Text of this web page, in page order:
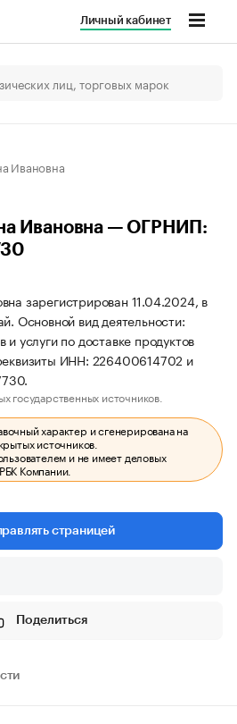
Личный кабинет
Ивановна
Ивановна — ОГРНИП:
зарегистрирован 11.04.2024, в
Основной вид деятельности:
и услуги по доставке продуктов
ИНН: 226400614702 и
государственных источников.
характер и сгенерирована на
источников.
и не имеет деловых
Компании.
страницей
Поделиться